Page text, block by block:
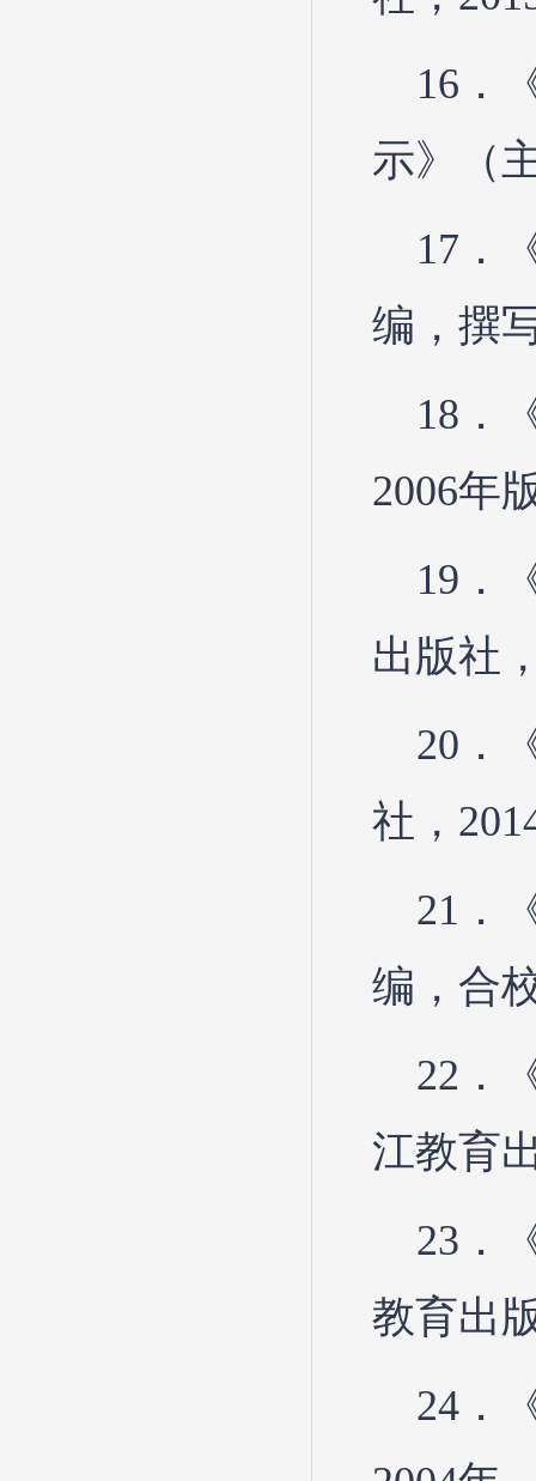
16．
示》（
17．
编，撰
18．
2006年
19．
出版社
20．
社，
21．
编，合
22．
江教育
23．
教育出
24．